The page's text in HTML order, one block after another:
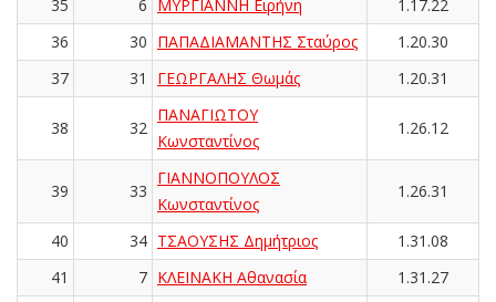
35 6 ΜΥΡΓΙΑΝΝΗ Ειρήνη
1.17.22
36
30 ΠΑΠΑΔΙΑΜΑΝΤΗΣ Σταύρος
1.20.30
37
31 ΓΕΩΡΓΑΛΗΣ Θωμάς 1.20.31
38 32
ΠΑΝΑΓΙΩΤΟΥ
Κωνσταντίνος
1.26.12
39 33
ΓΙΑΝΝΟΠΟΥΛΟΣ
Κωνσταντίνος
1.26.31
40 34 ΤΣΑΟΥΣΗΣ Δημήτριος
1.31.08
41
7 ΚΛΕΙΝΑΚΗ Αθανασία
1.31.27